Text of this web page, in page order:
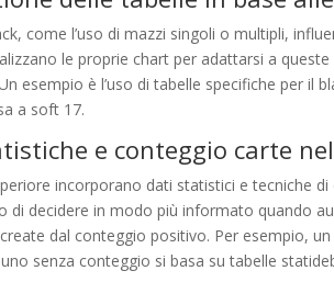
come l’uso di mazzi singoli o multipli,
le proprie chart per adattarsi a
esempio è l’uso di tabelle specifiche per il
a soft 17.
e conteggio carte
incorporano dati statistici e tecniche
di decidere in modo più informato quando
dal conteggio positivo. Per esempio,
senza conteggio si basa su tabelle